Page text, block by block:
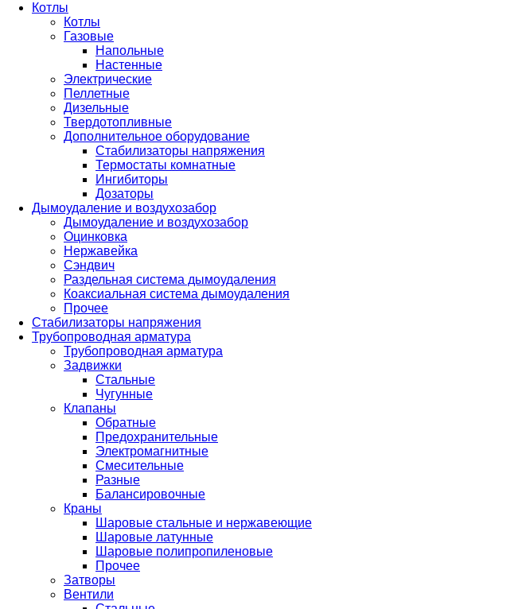
Котлы
Котлы
Газовые
Напольные
Настенные
Электрические
Пеллетные
Дизельные
Твердотопливные
Дополнительное оборудование
Стабилизаторы напряжения
Термостаты комнатные
Ингибиторы
Дозаторы
Дымоудаление и воздухозабор
Дымоудаление и воздухозабор
Оцинковка
Нержавейка
Сэндвич
Раздельная система дымоудаления
Коаксиальная система дымоудаления
Прочее
Стабилизаторы напряжения
Трубопроводная арматура
Трубопроводная арматура
Задвижки
Стальные
Чугунные
Клапаны
Обратные
Предохранительные
Электромагнитные
Смесительные
Разные
Балансировочные
Краны
Шаровые стальные и нержавеющие
Шаровые латунные
Шаровые полипропиленовые
Прочее
Затворы
Вентили